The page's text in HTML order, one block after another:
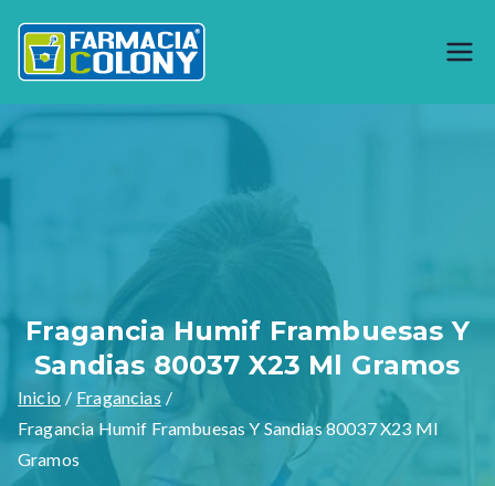
contenido
Colony
Generando bienestar desde 1944,
formulas magistrales y venta de
naturales, garantizamos calidad en
nuestros productos y servicios.
Fragancia Humif Frambuesas Y
Sandias 80037 X23 Ml Gramos
Inicio
Fragancias
Fragancia Humif Frambuesas Y Sandias 80037 X23 Ml
Gramos